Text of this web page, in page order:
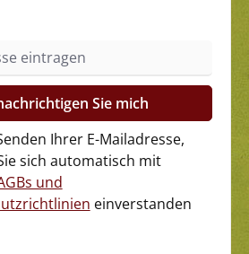
nicht verfügbar.)
ist zurzeit nicht verfügbar.)
Sie mich
Ihrer E-Mailadresse,
sich automatisch mit
und
einverstanden